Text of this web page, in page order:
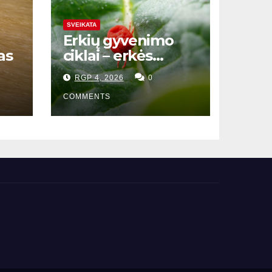
SVEIKATA
Erkių gyvenimo
ciklai – erkės
gyvenimo ciklas
RGP 4, 2026 0
COMMENTS